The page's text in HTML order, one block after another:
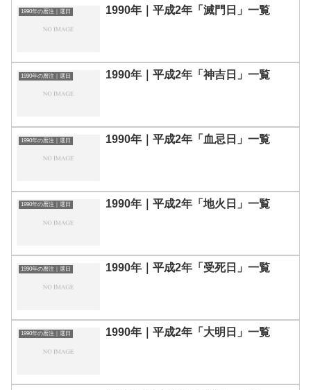
1990年の暦注｜選日 1990年｜平成2年「滅門日」一覧
1990年の暦注｜選日 1990年｜平成2年「神吉日」一覧
1990年の暦注｜選日 1990年｜平成2年「血忌日」一覧
1990年の暦注｜選日 1990年｜平成2年「地火日」一覧
1990年の暦注｜選日 1990年｜平成2年「受死日」一覧
1990年の暦注｜選日 1990年｜平成2年「大明日」一覧